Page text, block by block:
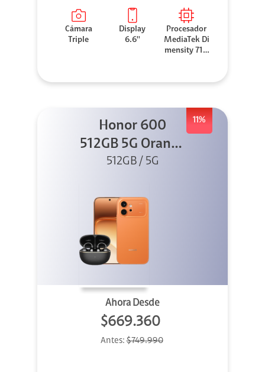
Cámara
Triple
Display
6.6''
Procesador
MediaTek Di
mensity 710
11%
Honor 600
512GB 5G Orange
+ Clip 2
512GB / 5G
Ahora Desde
$669.360
Antes:$749.990